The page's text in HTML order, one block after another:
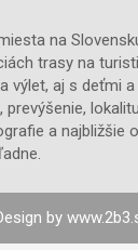
na
trasy na
výlet, aj s deťmi
prevýšenie,
a najbližšie
by